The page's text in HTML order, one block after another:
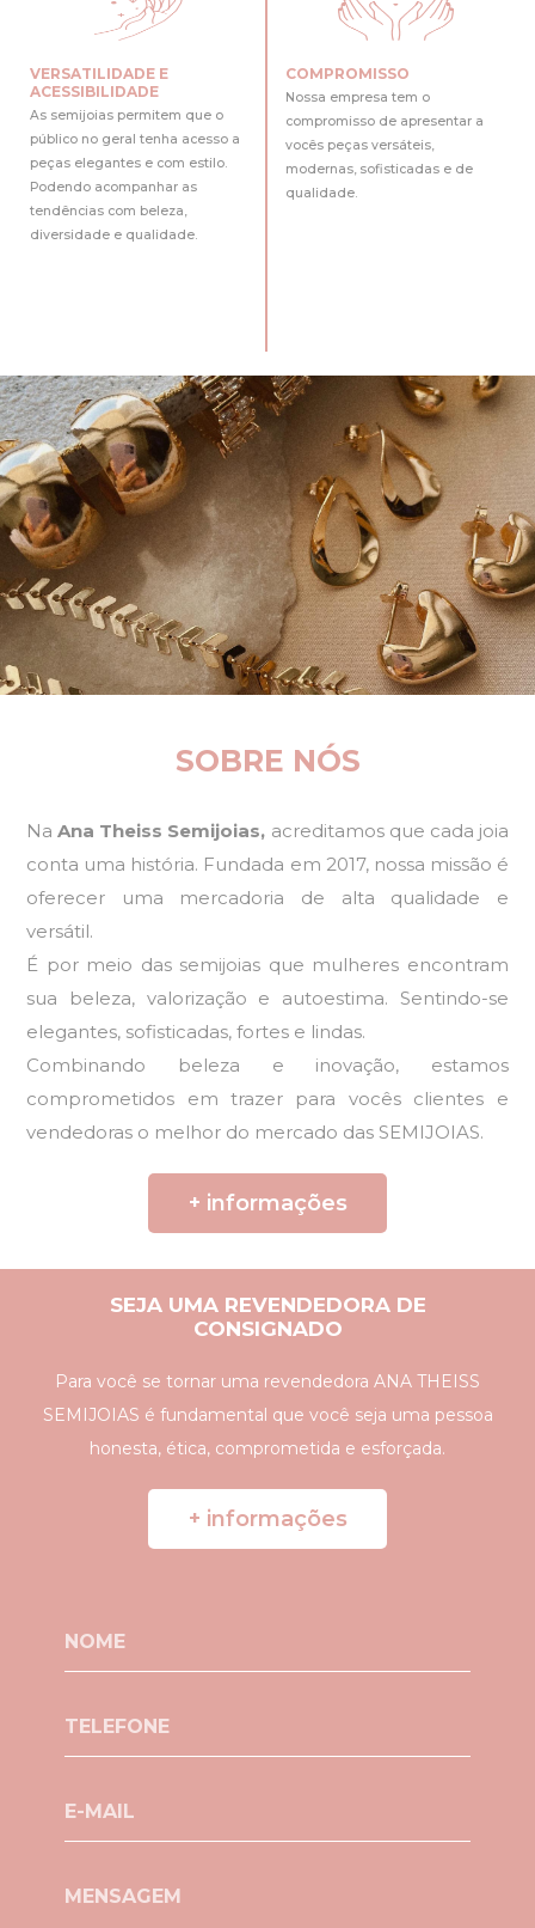
VERSATILIDADE E
ACESSIBILIDADE
As semijoias permitem que o
público no geral tenha acesso a
peças elegantes e com estilo.
Podendo acompanhar as
tendências com beleza,
diversidade e qualidade.
COMPROMISSO
Nossa empresa tem o
compromisso de apresentar a
vocês peças versáteis,
modernas, sofisticadas e de
qualidade.
SOBRE NÓS
NaAna Theiss Semijoias, acreditamos que cada joia
conta uma história. Fundada em 2017, nossa missão é
oferecer uma mercadoria de alta qualidade e
versátil.
É por meio das semijoias que mulheres encontram
sua beleza, valorização e autoestima. Sentindo-se
elegantes, sofisticadas, fortes e lindas.
Combinando beleza e inovação, estamos
comprometidos em trazer para vocês clientes e
vendedoras o melhor do mercado das SEMIJOIAS.
+ informações
SEJA UMAREVENDEDORADE
CONSIGNADO
Para você se tornar uma revendedora ANA THEISS
SEMIJOIAS é fundamental que você seja uma pessoa
honesta, ética, comprometida e esforçada.
+ informações
NOME
TELEFONE
E-MAIL
MENSAGEM